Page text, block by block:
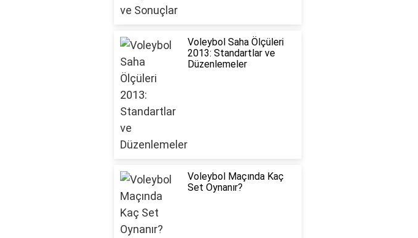
Voleybol Saha Ölçüleri
2013: Standartlar ve
Düzenlemeler
Voleybol Maçında Kaç
Set Oynanır?